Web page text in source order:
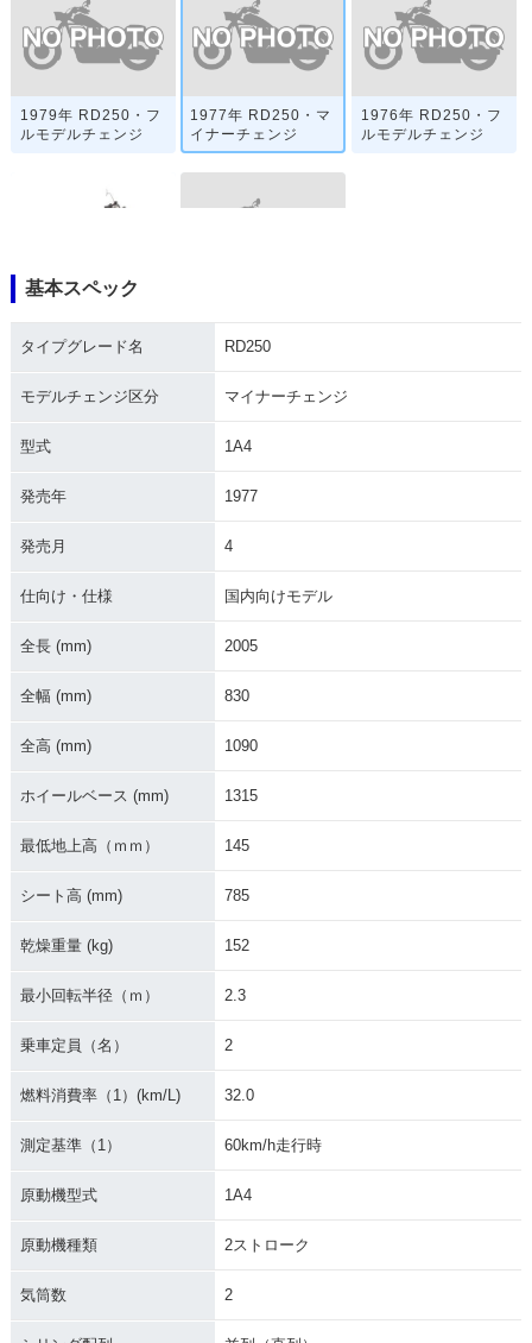
1979年 RD250・フ
ルモデルチェンジ
1977年 RD250・マ
イナーチェンジ
1976年 RD250・フ
ルモデルチェンジ
基本スペック
タイプグレード名 RD250
モデルチェンジ区分 マイナーチェンジ
型式 1A4
発売年 1977
発売月 4
仕向け・仕様 国内向けモデル
全長 (mm) 2005
全幅 (mm) 830
全高 (mm) 1090
ホイールベース (mm) 1315
最低地上高（ｍｍ） 145
シート高 (mm) 785
乾燥重量 (kg) 152
最小回転半径（ｍ） 2.3
乗車定員（名） 2
燃料消費率（1）(km/L) 32.0
測定基準（1） 60km/h走行時
原動機型式 1A4
原動機種類 2ストローク
気筒数 2